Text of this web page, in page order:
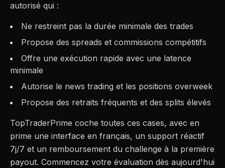
autorisé qui :
Ne restreint pas la durée minimale des trades
Propose des spreads et commissions compétitifs
Offre une exécution rapide avec une latence
minimale
Autorise le news trading et les positions overweek
Propose des retraits fréquents et des splits élevés
TopTraderPrime coche toutes ces cases, avec en
prime une interface en français, un support réactif
7j/7 et un remboursement du challenge à la première
payout. Commencez votre évaluation dès aujourd'hui